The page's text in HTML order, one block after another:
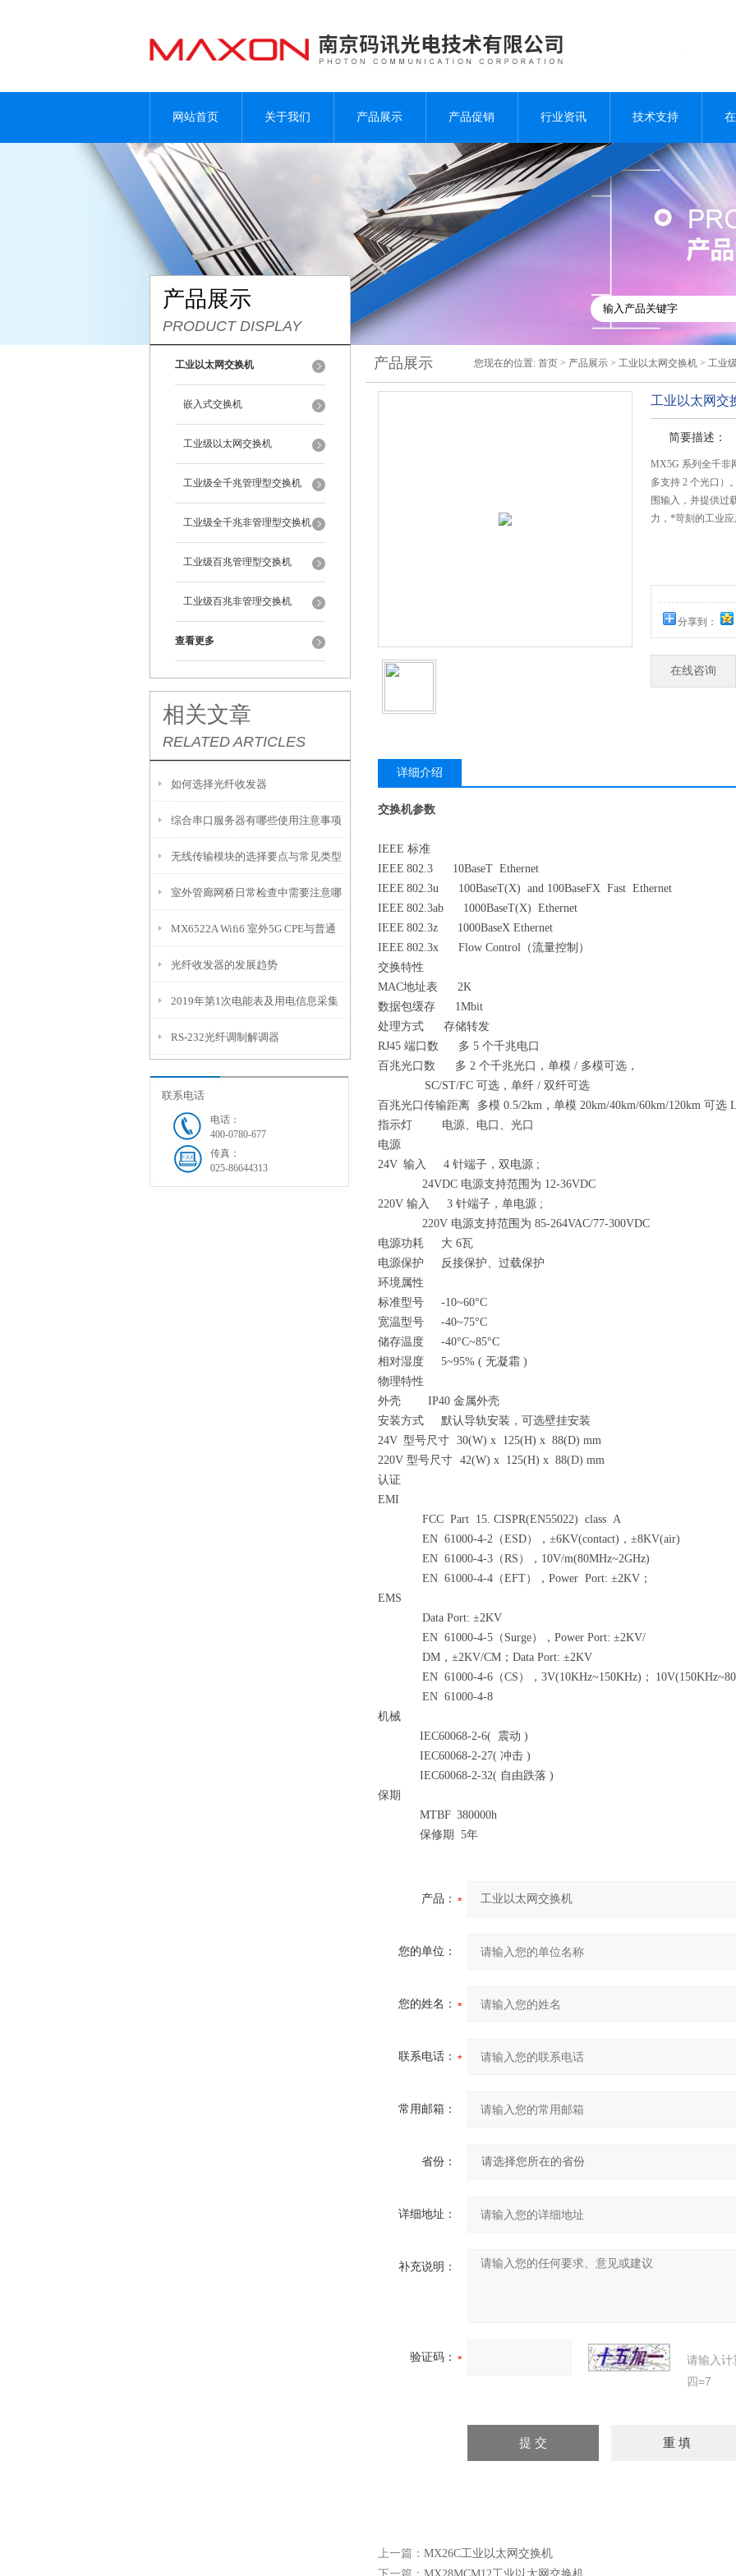
网站首页 关于我们 产品展示 产品促销 行业资讯 技术支持
产品展示
PRODUCT DISPLAY
工业以太网交换机
嵌入式交换机
工业级以太网交换机
工业级全千兆管理型交换机
工业级全千兆非管理型交换机
工业级百兆管理型交换机
工业级百兆非管理交换机
查看更多
相关文章
RELATED ARTICLES
如何选择光纤收发器
综合串口服务器有哪些使用注意事项
无线传输模块的选择要点与常见类型
室外管廊网桥日常检查中需要注意哪
些方面
MX6522A Wifi6 室外5G CPE与普通
5G CPE的对比
光纤收发器的发展趋势
2019年第1次电能表及用电信息采集
投标焦点关注
RS-232光纤调制解调器
联系电话
电话：
400-0780-677
传真：
025-86644313
产品展示 您现在的位置: 首页 > 产品展示 > 工业以太网交换机 > 工业
工业以太网交
简要描述：
MX5G 系列全千非
多支持 2 个光口）
围输入，并提供过
力，*苛刻的工业
分享到：
在线咨询
详细介绍
交换机参数
IEEE 标准
IEEE 802.3
10BaseT Ethernet
IEEE 802.3u
100BaseT(X) and 100BaseFX Fast Ethernet
IEEE 802.3ab
1000BaseT(X) Ethernet
IEEE 802.3z
1000BaseX Ethernet
IEEE 802.3x
Flow Control（流量控制）
交换特性
MAC地址表
2K
数据包缓存
1Mbit
处理方式
存储转发
RJ45 端口数
多 5 个千兆电口
百兆光口数
多 2 个千兆光口，单模 / 多模可选，
SC/ST/FC 可选，单纤 / 双纤可选
百兆光口传输距离
多模 0.5/2km，单模 20km/40km/60km/120km 可选
指示灯
电源、电口、光口
电源
24V 输入
4 针端子，双电源 ;
24VDC 电源支持范围为 12-36VDC
220V 输入
3 针端子，单电源 ;
220V 电源支持范围为 85-264VAC/77-300VDC
电源功耗
大 6瓦
电源保护
反接保护、过载保护
环境属性
标准型号
-10~60°C
宽温型号
-40~75°C
储存温度
-40°C~85°C
相对湿度
5~95% ( 无凝霜 )
物理特性
外壳
IP40 金属外壳
安装方式
默认导轨安装，可选壁挂安装
24V 型号尺寸 30(W) x 125(H) x 88(D) mm
220V 型号尺寸 42(W) x 125(H) x 88(D) mm
认证
EMI
FCC Part 15. CISPR(EN55022) class A
EN 61000-4-2（ESD），±6KV(contact)，±8KV(air)
EN 61000-4-3（RS），10V/m(80MHz~2GHz)
EN 61000-4-4（EFT），Power Port: ±2KV；
EMS
Data Port: ±2KV
EN 61000-4-5（Surge），Power Port: ±2KV/
DM，±2KV/CM；Data Port: ±2KV
EN 61000-4-6（CS），3V(10KHz~150KHz)；
EN 61000-4-8
机械
IEC60068-2-6( 震动 )
IEC60068-2-27( 冲击 )
IEC60068-2-32( 自由跌落 )
保期
MTBF 380000h
保修期
5年
产品：
您的单位：
您的姓名：
联系电话：
常用邮箱：
省份：
详细地址：
补充说明：
验证码：
请输入计
四=7
上一篇： MX26C工业以太网交换机